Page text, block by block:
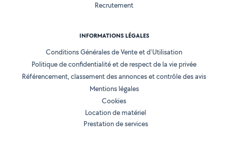
Recrutement
INFORMATIONS LÉGALES
Conditions Générales de Vente et d'Utilisation
Politique de confidentialité et de respect de la vie privée
Référencement, classement des annonces et contrôle des avis
Mentions légales
Cookies
Location de matériel
Prestation de services